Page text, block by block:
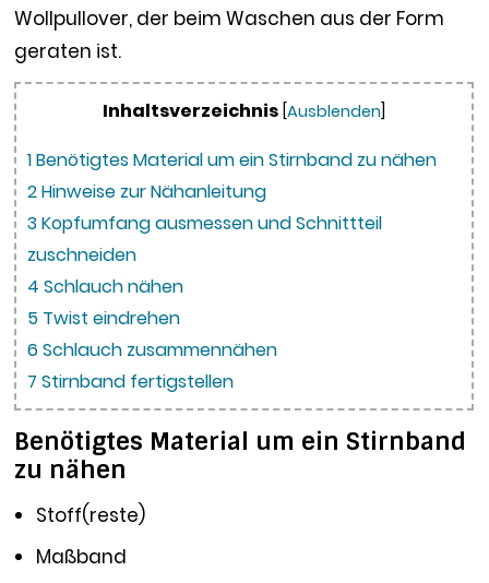
Wollpullover, der beim Waschen aus der Form
geraten ist.
Inhaltsverzeichnis [Ausblenden]
1Benötigtes Material um ein Stirnband zu nähen
2Hinweise zur Nähanleitung
3Kopfumfang ausmessen und Schnittteil
zuschneiden
4 Schlauch nähen
5 Twist eindrehen
6 Schlauch zusammennähen
7 Stirnband fertigstellen
Benötigtes Material um ein Stirnband
zu nähen
Stoff(reste)
Maßband